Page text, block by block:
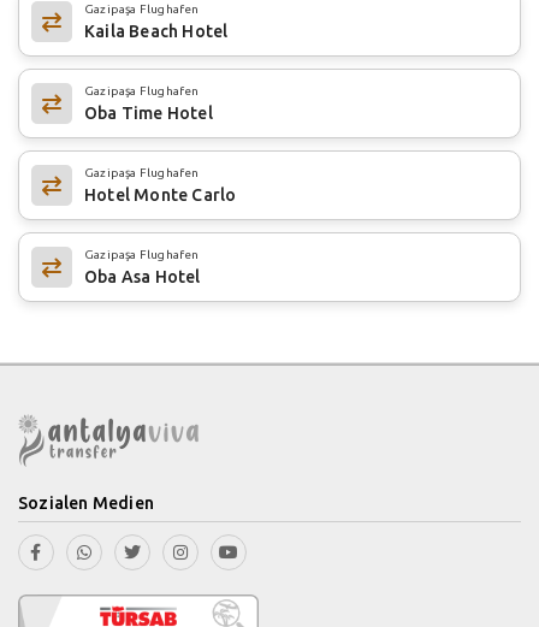
Gazipaşa Flughafen
Kaila Beach Hotel
Gazipaşa Flughafen
Oba Time Hotel
Gazipaşa Flughafen
Hotel Monte Carlo
Gazipaşa Flughafen
Oba Asa Hotel
Sozialen Medien